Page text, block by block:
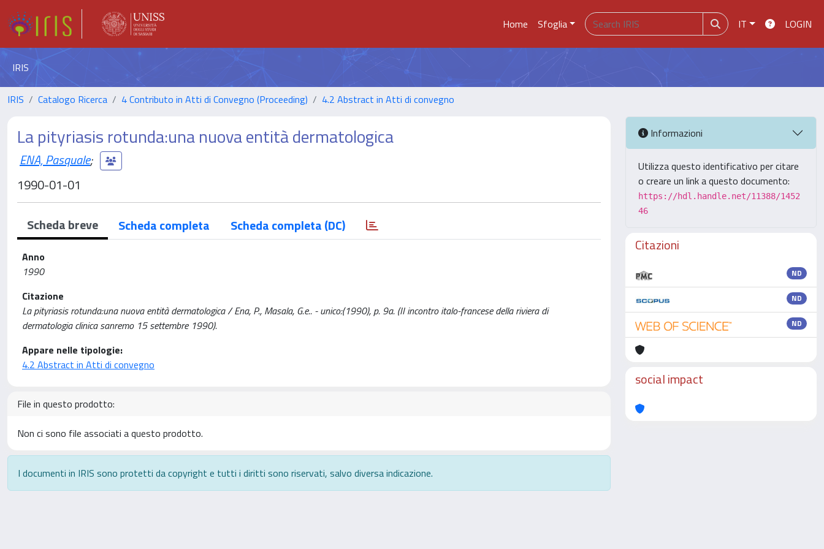
Home Sfoglia IT LOGIN
IRIS
IRIS Catalogo Ricerca 4 Contributo in Atti di Convegno (Proceeding) 4.2 Abstract in Atti di convegno
La pityriasis rotunda:una nuova entità dermatologica
ENA, Pasquale;
1990-01-01
Scheda breve Scheda completa Scheda completa (DC)
Anno
1990
Citazione
La pityriasis rotunda:una nuova entità dermatologica / Ena, P., Masala, G.e.. - unico:(1990), p. 9a. (II incontro italo-francese della riviera di
dermatologia clinica sanremo 15 settembre 1990).
Appare nelle tipologie:
4.2 Abstract in Atti di convegno
File in questo prodotto:
Non ci sono file associati a questo prodotto.
I documenti in IRIS sono protetti da copyright e tutti i diritti sono riservati, salvo diversa indicazione.
Informazioni
Utilizza questo identificativo per citare
o creare un link a questo documento:
https://hdl.handle.net/11388/1452
46
Citazioni
ND
ND
ND
social impact